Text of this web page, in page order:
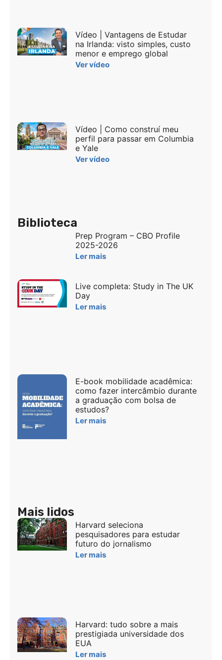
Vídeo | Vantagens de Estudar
na Irlanda: visto simples, custo
menor e emprego global
Ver vídeo
Vídeo | Como construí meu
perfil para passar em Columbia
e Yale
Ver vídeo
Biblioteca
Prep Program – CBO Profile
2025-2026
Ler mais
Live completa: Study in The UK
Day
Ler mais
E-book mobilidade acadêmica:
como fazer intercâmbio durante
a graduação com bolsa de
estudos?
Ler mais
Mais lidos
Harvard seleciona
pesquisadores para estudar
futuro do jornalismo
Ler mais
Harvard: tudo sobre a mais
prestigiada universidade dos
EUA
Ler mais